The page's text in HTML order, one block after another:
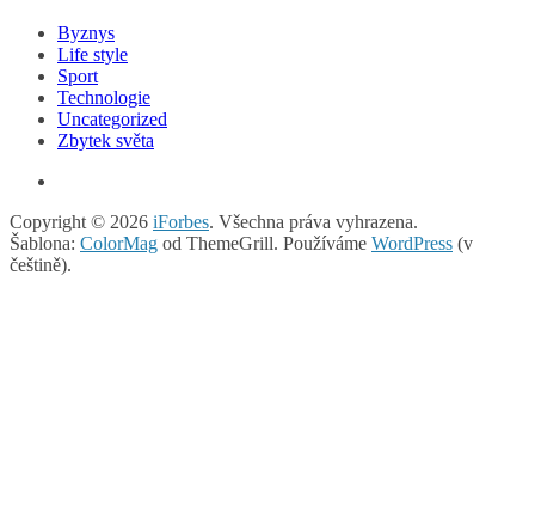
Byznys
Life style
Sport
Technologie
Uncategorized
Zbytek světa
Copyright © 2026 iForbes. Všechna práva vyhrazena.
Šablona: ColorMag od ThemeGrill. Používáme WordPress (v
češtině).